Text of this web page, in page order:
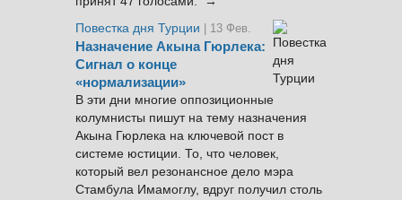
Повестка дня Турции
| 13 Фев.
Назначение Акына Гюрлека:
Сигнал о конце
«нормализации»
В эти дни многие оппозиционные
колумнисты пишут на тему назначения
Акына Гюрлека на ключевой пост в
системе юстиции. То, что человек,
который вел резонансное дело мэра
Стамбула Имамоглу, вдруг получил столь